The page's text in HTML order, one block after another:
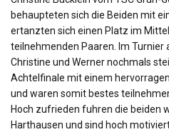
behaupteten sich die Beiden mit
ertanzten sich einen Platz im
teilnehmenden Paaren. Im Turnier
Christine und Werner nochmals
Achtelfinale mit einem
und waren somit bestes
Hoch zufrieden fuhren die beiden
Harthausen und sind hoch